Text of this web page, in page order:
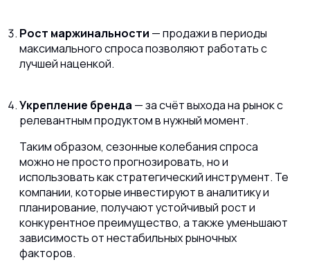
Рост маржинальности — продажи в периоды
максимального спроса позволяют работать с
лучшей наценкой.
Укрепление бренда — за счёт выхода на рынок с
релевантным продуктом в нужный момент.
Таким образом, сезонные колебания спроса
можно не просто прогнозировать, но и
использовать как стратегический инструмент. Те
компании, которые инвестируют в аналитику и
планирование, получают устойчивый рост и
конкурентное преимущество, а также уменьшают
зависимость от нестабильных рыночных
факторов.